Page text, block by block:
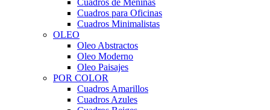
Cuadros de Meninas
Cuadros para Oficinas
Cuadros Minimalistas
OLEO
Oleo Abstractos
Oleo Moderno
Oleo Paisajes
POR COLOR
Cuadros Amarillos
Cuadros Azules